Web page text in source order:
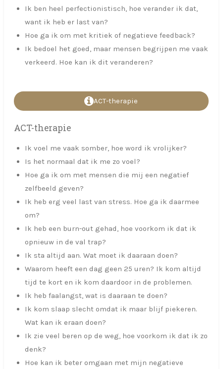
Ik ben heel perfectionistisch, hoe verander ik dat,
want ik heb er last van?
Hoe ga ik om met kritiek of negatieve feedback?
Ik bedoel het goed, maar mensen begrijpen me vaak
verkeerd. Hoe kan ik dit veranderen?
ACT-therapie
ACT-therapie
Ik voel me vaak somber, hoe word ik vrolijker?
Is het normaal dat ik me zo voel?
Hoe ga ik om met mensen die mij een negatief
zelfbeeld geven?
Ik heb erg veel last van stress. Hoe ga ik daarmee
om?
Ik heb een burn-out gehad, hoe voorkom ik dat ik
opnieuw in de val trap?
Ik sta altijd aan. Wat moet ik daaraan doen?
Waarom heeft een dag geen 25 uren? Ik kom altijd
tijd te kort en ik kom daardoor in de problemen.
Ik heb faalangst, wat is daaraan te doen?
Ik kom slaap slecht omdat ik maar blijf piekeren.
Wat kan ik eraan doen?
Ik zie veel beren op de weg, hoe voorkom ik dat ik zo
denk?
Hoe kan ik beter omgaan met mijn negatieve